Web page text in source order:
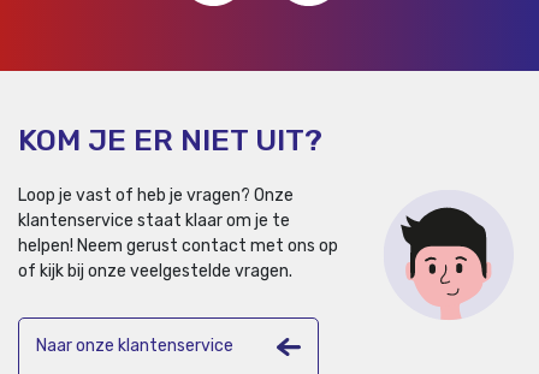
KOM JE ER NIET UIT?
Loop je vast of heb je vragen? Onze
klantenservice staat klaar om je te
helpen! Neem gerust contact met ons op
of kijk bij onze veelgestelde vragen.
Naar onze klantenservice